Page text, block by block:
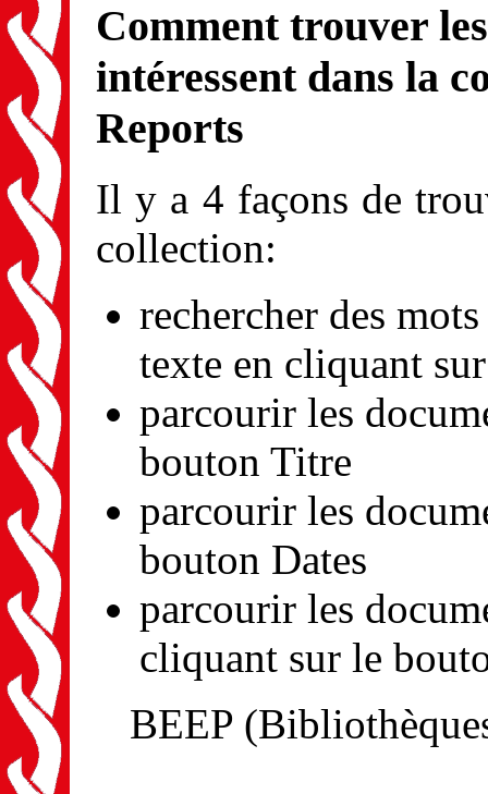
Comment trouver
intéressent dans la
Reports
Il y a 4 façons de
collection:
rechercher des
texte en cliquant
parcourir les
bouton Titre
parcourir les
bouton Dates
parcourir les
cliquant sur le
BEEP